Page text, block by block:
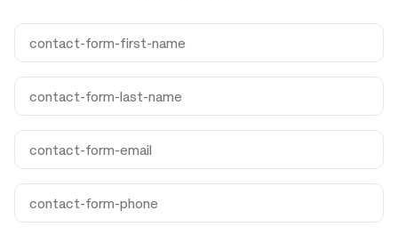
+ La guía completa de la política de cancelación